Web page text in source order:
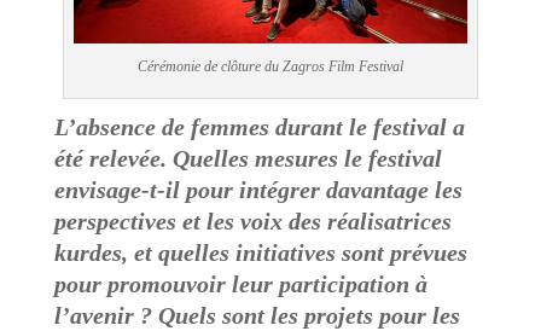
Cérémonie de clôture du Zagros Film Festival
L’absence de femmes durant le festival a
été relevée. Quelles mesures le festival
envisage-t-il pour intégrer davantage les
perspectives et les voix des réalisatrices
kurdes, et quelles initiatives sont prévues
pour promouvoir leur participation à
l’avenir ? Quels sont les projets pour les